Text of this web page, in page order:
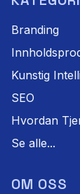
Branding
Kunstig
SEO
Hvordan
Se alle...
OM OSS